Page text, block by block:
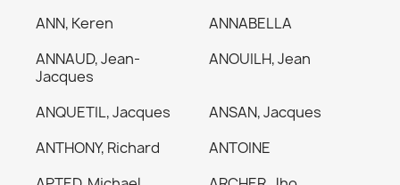
ANN, Keren
ANNABELLA
ANNAUD, Jean-
Jacques
ANOUILH, Jean
ANQUETIL, Jacques
ANSAN, Jacques
ANTHONY, Richard
ANTOINE